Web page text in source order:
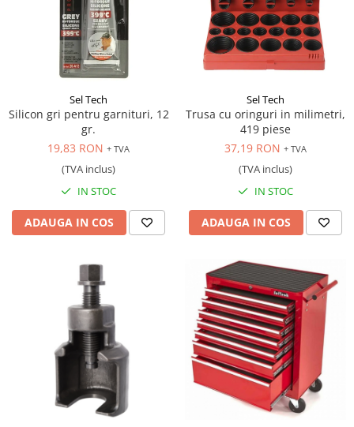
Sel Tech
Silicon gri pentru garnituri, 12
gr.
19,83 RON + TVA
(TVA inclus)
IN STOC
ADAUGA IN COS
Sel Tech
Trusa cu oringuri in milimetri,
419 piese
37,19 RON + TVA
(TVA inclus)
IN STOC
ADAUGA IN COS